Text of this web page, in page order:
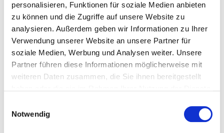
personalisieren, Funktionen für soziale Medien anbieten
zu können und die Zugriffe auf unsere Website zu
analysieren. Außerdem geben wir Informationen zu Ihrer
Verwendung unserer Website an unsere Partner für
soziale Medien, Werbung und Analysen weiter. Unsere
Partner führen diese Informationen möglicherweise mit
weiteren Daten zusammen, die Sie ihnen bereitgestellt
Notwendig